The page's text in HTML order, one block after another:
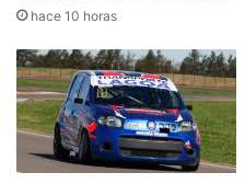
hace 10 horas